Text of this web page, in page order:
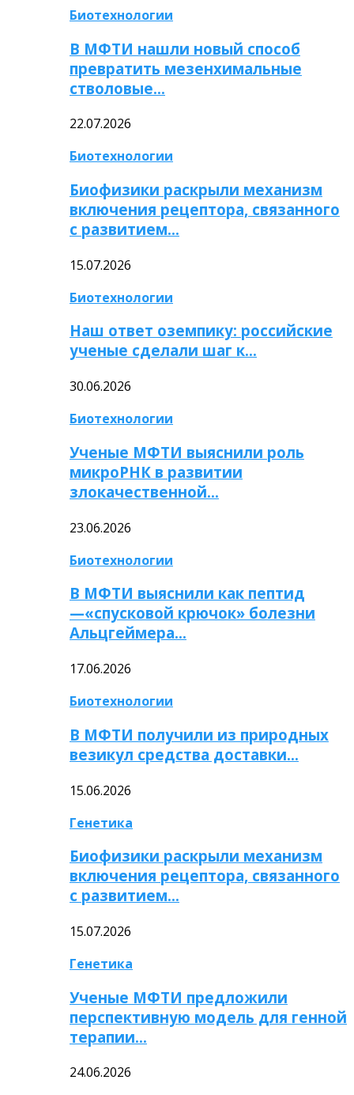
Биотехнологии
В МФТИ нашли новый способ
превратить мезенхимальные
стволовые…
22.07.2026
Биотехнологии
Биофизики раскрыли механизм
включения рецептора, связанного
с развитием…
15.07.2026
Биотехнологии
Наш ответ оземпику: российские
ученые сделали шаг к…
30.06.2026
Биотехнологии
Ученые МФТИ выяснили роль
микроРНК в развитии
злокачественной…
23.06.2026
Биотехнологии
В МФТИ выяснили как пептид
—«спусковой крючок» болезни
Альцгеймера…
17.06.2026
Биотехнологии
В МФТИ получили из природных
везикул средства доставки…
15.06.2026
Генетика
Биофизики раскрыли механизм
включения рецептора, связанного
с развитием…
15.07.2026
Генетика
Ученые МФТИ предложили
перспективную модель для генной
терапии…
24.06.2026